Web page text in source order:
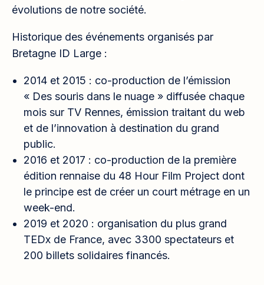
évolutions de notre société.
Historique des événements organisés par
Bretagne ID Large :
2014 et 2015 : co-production de l’émission
« Des souris dans le nuage » diffusée chaque
mois sur TV Rennes, émission traitant du web
et de l’innovation à destination du grand
public.
2016 et 2017 : co-production de la première
édition rennaise du 48 Hour Film Project dont
le principe est de créer un court métrage en un
week-end.
2019 et 2020 : organisation du plus grand
TEDx de France, avec 3300 spectateurs et
200 billets solidaires financés.